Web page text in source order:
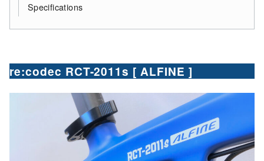
Specifications
re:codec RCT-2011s [ ALFINE ]